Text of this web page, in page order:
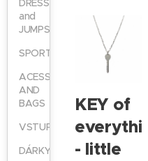
DRESS
and
JUMPSUIT
SPORTY
ACESSSORIES
AND
BAGS
VSTUPENKA
DÁRKY
KEY of
- little